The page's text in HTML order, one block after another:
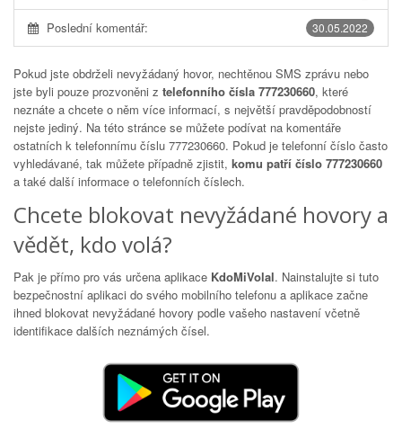
30.05.2022
Poslední komentář:
Pokud jste obdrželi nevyžádaný hovor, nechtěnou SMS zprávu nebo
jste byli pouze prozvoněni z telefonního čísla 777230660, které
neznáte a chcete o něm více informací, s největší pravděpodobností
nejste jediný. Na této stránce se můžete podívat na komentáře
ostatních k telefonnímu číslu 777230660. Pokud je telefonní číslo často
vyhledávané, tak můžete případně zjistit, komu patří číslo 777230660
a také další informace o telefonních číslech.
Chcete blokovat nevyžádané hovory a
vědět, kdo volá?
Pak je přímo pro vás určena aplikace KdoMiVolal. Nainstalujte si tuto
bezpečnostní aplikaci do svého mobilního telefonu a aplikace začne
ihned blokovat nevyžádané hovory podle vašeho nastavení včetně
identifikace dalších neznámých čísel.